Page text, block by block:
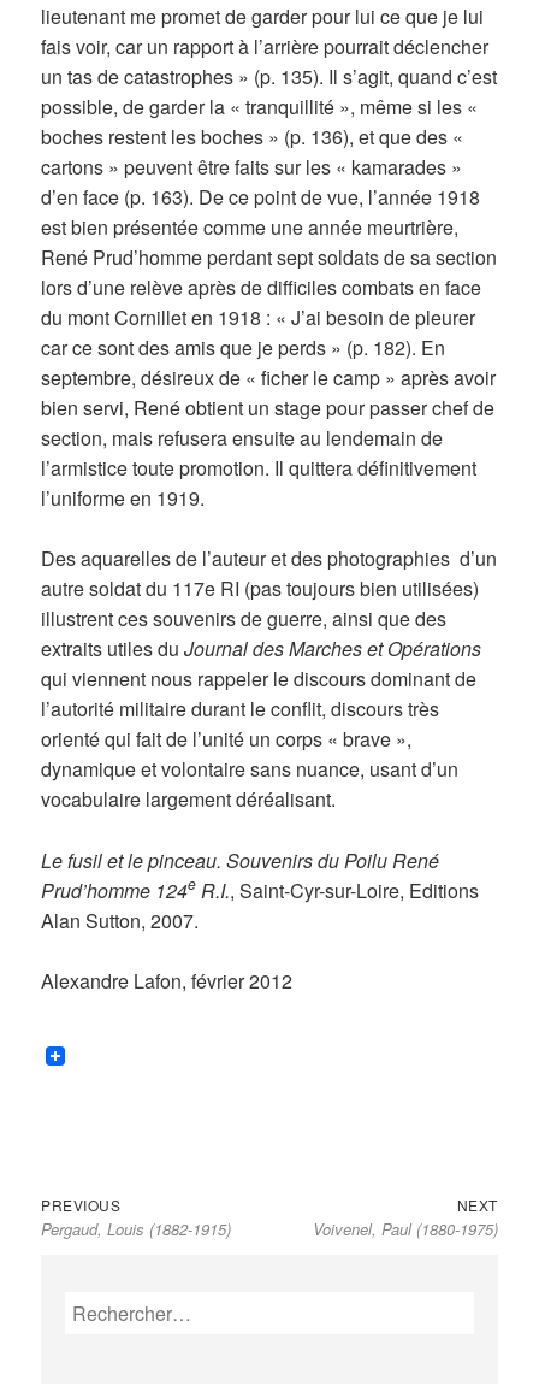
lieutenant me promet de garder pour lui ce que je lui
fais voir, car un rapport à l’arrière pourrait déclencher
un tas de catastrophes » (p. 135). Il s’agit, quand c’est
possible, de garder la « tranquillité », même si les «
boches restent les boches » (p. 136), et que des «
cartons » peuvent être faits sur les « kamarades »
d’en face (p. 163). De ce point de vue, l’année 1918
est bien présentée comme une année meurtrière,
René Prud’homme perdant sept soldats de sa section
lors d’une relève après de difficiles combats en face
du mont Cornillet en 1918 : « J’ai besoin de pleurer
car ce sont des amis que je perds » (p. 182). En
septembre, désireux de « ficher le camp » après avoir
bien servi, René obtient un stage pour passer chef de
section, mais refusera ensuite au lendemain de
l’armistice toute promotion. Il quittera définitivement
l’uniforme en 1919.
Des aquarelles de l’auteur et des photographies d’un
autre soldat du 117e RI (pas toujours bien utilisées)
illustrent ces souvenirs de guerre, ainsi que des
extraits utiles duJournal des Marches et Opérations
qui viennent nous rappeler le discours dominant de
l’autorité militaire durant le conflit, discours très
orienté qui fait de l’unité un corps « brave »,
dynamique et volontaire sans nuance, usant d’un
vocabulaire largement déréalisant.
Le fusil et le pinceau. Souvenirs du Poilu René
Prud’homme 124e R.I., Saint-Cyr-sur-Loire, Editions
Alan Sutton, 2007.
Alexandre Lafon, février 2012
Navigation
de
PREVIOUSPrevious
post:
Pergaud, Louis (1882-1915)
NEXTNext
post:
Voivenel, Paul (1880-1975)
Rechercher :